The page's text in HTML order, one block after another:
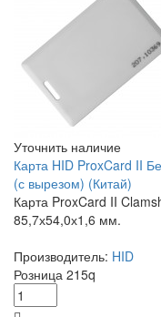
Уточнить наличие
Карта HID ProxCard II
(с вырезом) (Китай)
Карта ProxCard II
85,7х54,0х1,6 мм.
Производитель: HID
Розница 215q